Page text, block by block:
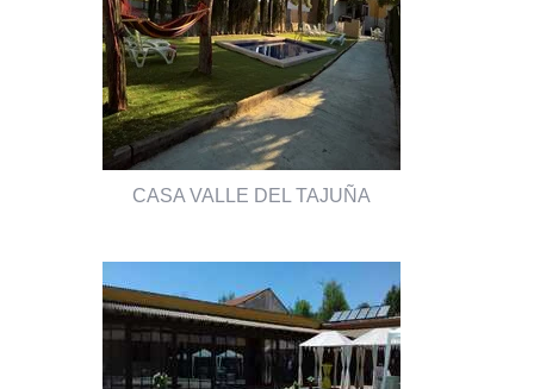
CASA VALLE DEL TAJUÑA